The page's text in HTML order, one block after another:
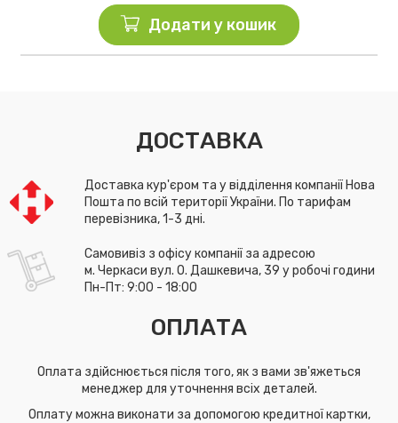
Додати у кошик
ДОСТАВКА
Доставка кур'єром та у відділення компанії Нова
Пошта по всій території України. По тарифам
перевізника, 1-3 дні.
Самовивіз з офісу компанії за адресою
м. Черкаси вул. О. Дашкевича, 39 у робочі години
Пн-Пт: 9:00 - 18:00
ОПЛАТА
Оплата здійснюється після того, як з вами зв'яжеться
менеджер для уточнення всіх деталей.
Оплату можна виконати за допомогою кредитної картки,